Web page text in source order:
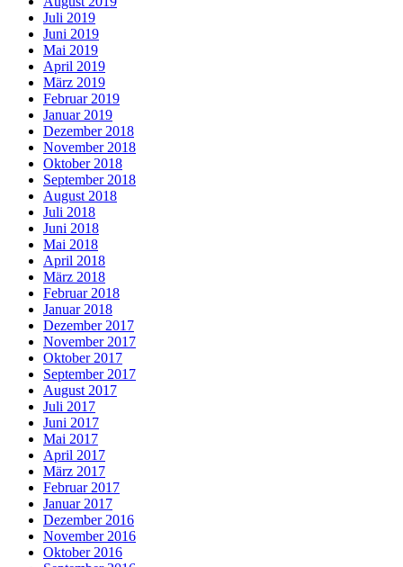
Juli 2019
Juni 2019
Mai 2019
April 2019
März 2019
Februar 2019
Januar 2019
Dezember 2018
November 2018
Oktober 2018
September 2018
August 2018
Juli 2018
Juni 2018
Mai 2018
April 2018
März 2018
Februar 2018
Januar 2018
Dezember 2017
November 2017
Oktober 2017
September 2017
August 2017
Juli 2017
Juni 2017
Mai 2017
April 2017
März 2017
Februar 2017
Januar 2017
Dezember 2016
November 2016
Oktober 2016